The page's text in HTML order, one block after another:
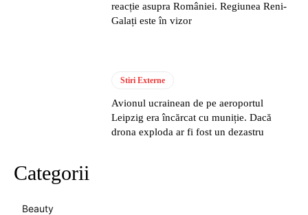
reacție asupra României. Regiunea Reni-
Galați este în vizor
Stiri Externe
Avionul ucrainean de pe aeroportul
Leipzig era încărcat cu muniție. Dacă
drona exploda ar fi fost un dezastru
Categorii
Beauty